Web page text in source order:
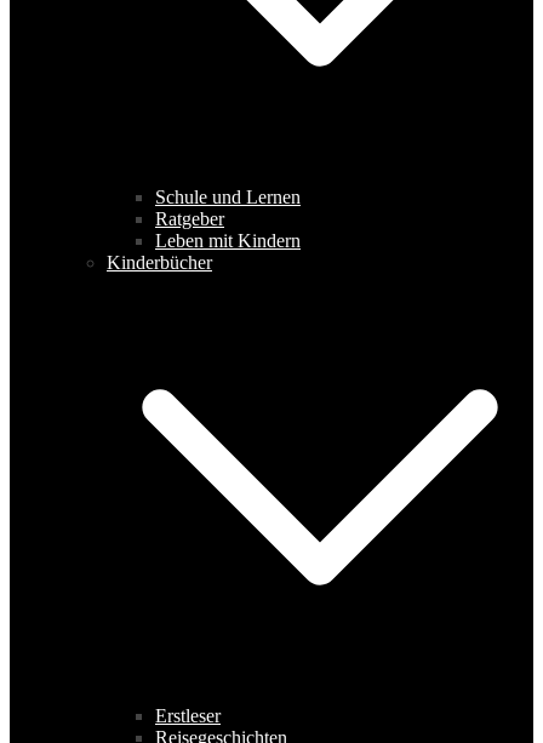
Schule und Lernen
Ratgeber
Leben mit Kindern
Kinderbücher
Erstleser
Reisegeschichten